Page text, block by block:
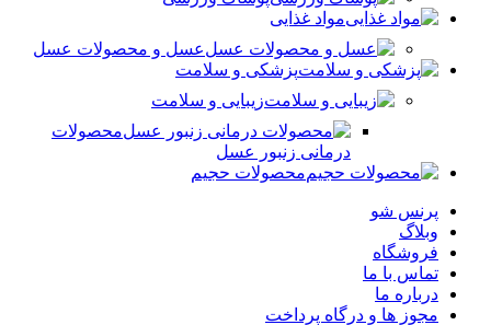
مواد غذایی
عسل و محصولات عسل
پزشکی و سلامت
زیبایی و سلامت
محصولات
درمانی زنبور عسل
محصولات حجیم
پرنس شو
وبلاگ
فروشگاه
تماس با ما
درباره ما
مجوز ها و درگاه پرداخت